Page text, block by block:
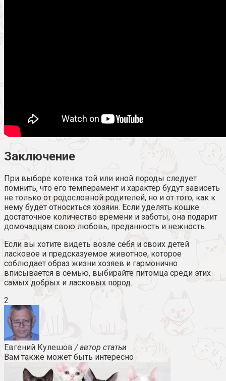
Заключение
При выборе котенка той или иной породы следует
помнить, что его темперамент и характер будут зависеть
не только от родословной родителей, но и от того, как к
нему будет относиться хозяин. Если уделять кошке
достаточное количество времени и заботы, она подарит
домочадцам свою любовь, преданность и нежность.
Если вы хотите видеть возле себя и своих детей
ласковое и предсказуемое животное, которое
соблюдает образ жизни хозяев и гармонично
вписывается в семью, выбирайте питомца среди этих
самых добрых и ласковых пород.
2
Евгений Кулешов/ автор статьи
Вам также может быть интересно